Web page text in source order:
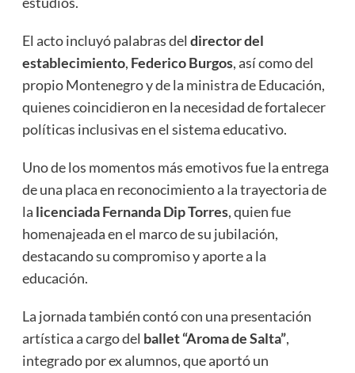
El acto incluyó palabras del director del
establecimiento, Federico Burgos, así como del
propio Montenegro y de la ministra de Educación,
quienes coincidieron en la necesidad de fortalecer
políticas inclusivas en el sistema educativo.
Uno de los momentos más emotivos fue la entrega
de una placa en reconocimiento a la trayectoria de
la licenciada Fernanda Dip Torres, quien fue
homenajeada en el marco de su jubilación,
destacando su compromiso y aporte a la
educación.
La jornada también contó con una presentación
artística a cargo del ballet “Aroma de Salta”,
integrado por ex alumnos, que aportó un